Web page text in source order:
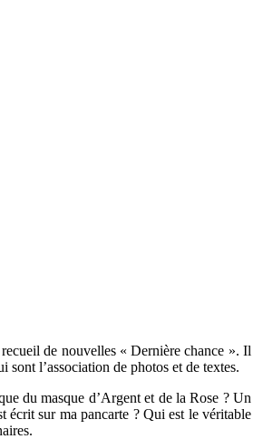
de nouvelles « Dernière chance ». Il
l’association de photos et de textes.
du masque d’Argent et de la Rose ? Un
écrit sur ma pancarte ? Qui est le véritable